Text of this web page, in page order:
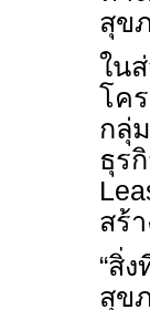
สุข
ใน
โค
กลุ่
ธุร
สร้
“สิ่
สุข